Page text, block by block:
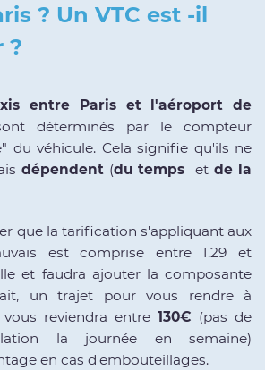
? Un VTC est -il
?
entre Paris et l'aéroport de
déterminés par le compteur
du véhicule. Cela signifie qu'ils ne
dépendent (du temps etde la
que la tarification s'appliquant aux
est comprise entre 1.29 et
et faudra ajouter la composante
un trajet pour vous rendre à
reviendra entre 130€ (pas de
la journée en semaine)
en cas d'embouteillages.